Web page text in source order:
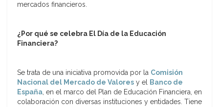
mercados financieros.
¿Por qué se celebra El Día de la Educación
Financiera?
Se trata de una iniciativa promovida por la Comisión
Nacional del Mercado de Valores y el Banco de
España, en el marco del Plan de Educación Financiera, en
colaboración con diversas instituciones y entidades. Tiene